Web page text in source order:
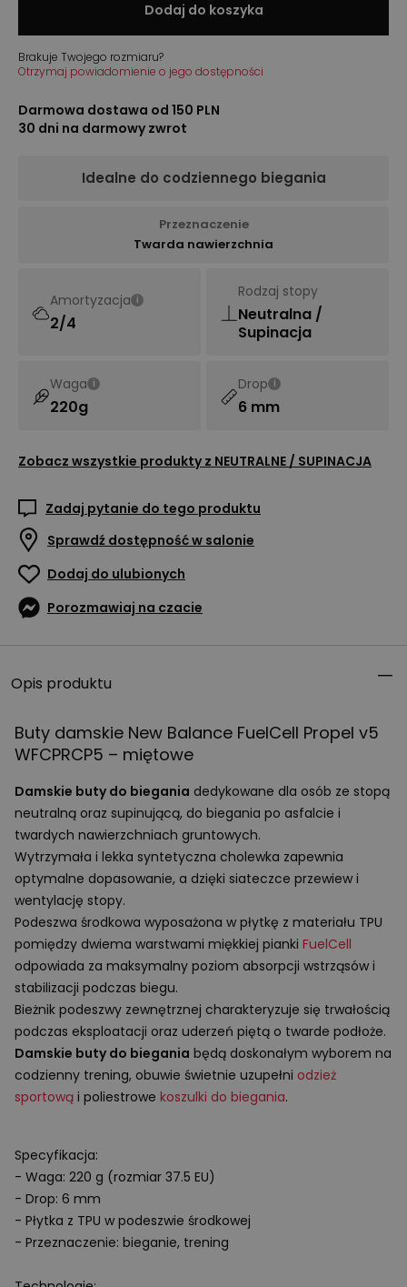
Dodaj do koszyka
Brakuje Twojego rozmiaru?
Otrzymaj powiadomienie o jego dostępności
Darmowa dostawa od 150 PLN
30 dni na darmowy zwrot
Idealne do codziennego biegania
Przeznaczenie
Twarda nawierzchnia
Amortyzacja i
2/4
Rodzaj stopy
Neutralna /
Supinacja
Waga i
220g
Drop i
6 mm
Zobacz wszystkie produkty z NEUTRALNE / SUPINACJA
Zadaj pytanie do tego produktu
Sprawdź dostępność w salonie
Dodaj do ulubionych
Porozmawiaj na czacie
Opis produktu
Buty damskie New Balance FuelCell Propel v5
WFCPRCP5 – miętowe
Damskie buty do biegania dedykowane dla osób ze stopą
neutralną oraz supinującą, do biegania po asfalcie i
twardych nawierzchniach gruntowych.
Wytrzymała i lekka syntetyczna cholewka zapewnia
optymalne dopasowanie, a dzięki siateczce przewiew i
wentylację stopy.
Podeszwa środkowa wyposażona w płytkę z materiału TPU
pomiędzy dwiema warstwami miękkiej pianki FuelCell
odpowiada za maksymalny poziom absorpcji wstrząsów i
stabilizacji podczas biegu.
Bieżnik podeszwy zewnętrznej charakteryzuje się trwałością
podczas eksploatacji oraz uderzeń piętą o twarde podłoże.
Damskie buty do biegania będą doskonałym wyborem na
codzienny trening, obuwie świetnie uzupełni odzież
sportową i poliestrowe koszulki do biegania.
Specyfikacja:
- Waga: 220 g (rozmiar 37.5 EU)
- Drop: 6 mm
- Płytka z TPU w podeszwie środkowej
- Przeznaczenie: bieganie, trening